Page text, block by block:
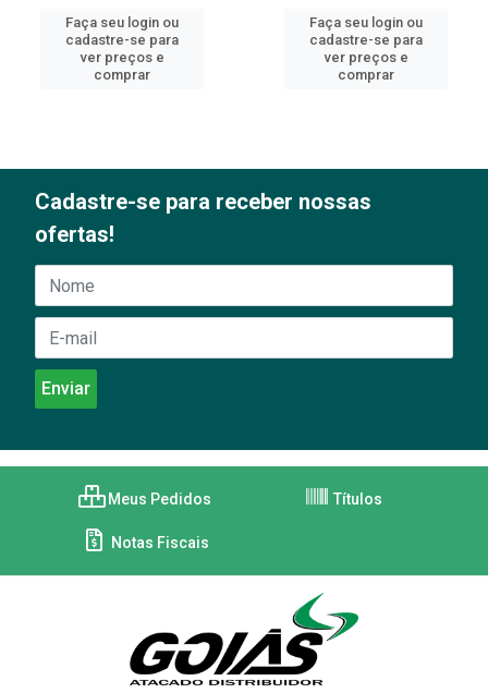
Faça seu login ou
cadastre-se para
ver preços e
comprar
Faça seu login ou
cadastre-se para
ver preços e
comprar
Cadastre-se para receber nossas
ofertas!
Meus Pedidos Títulos
Notas Fiscais